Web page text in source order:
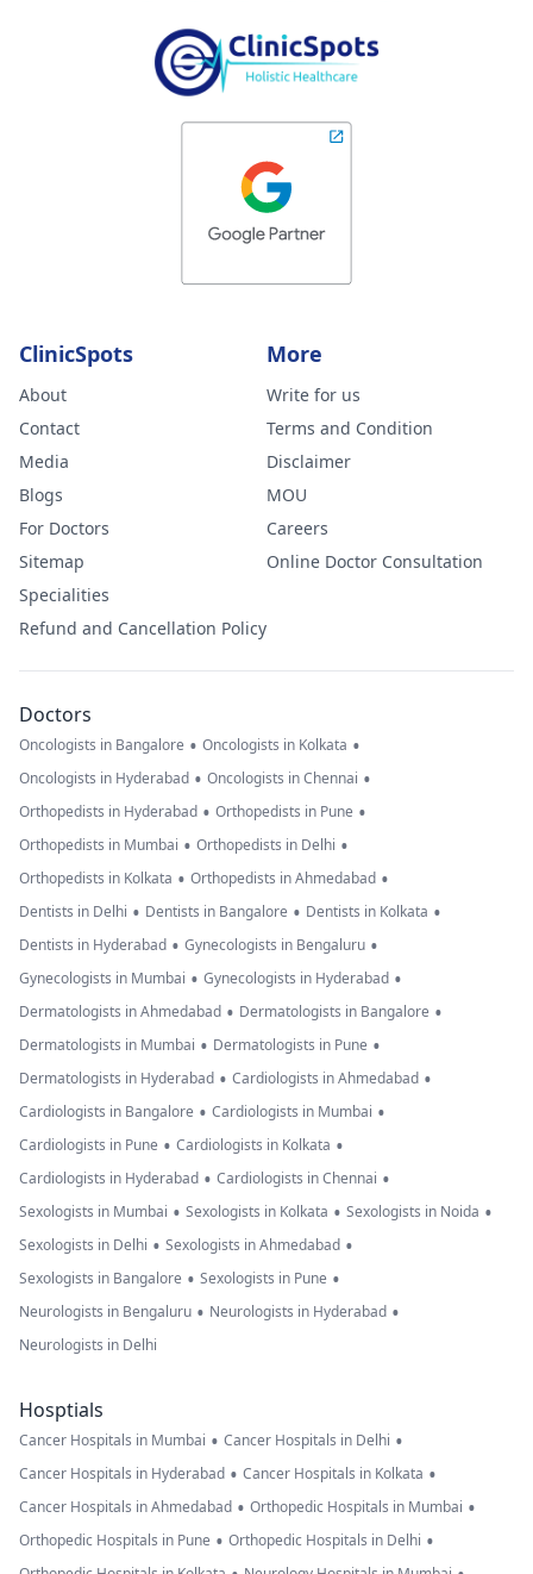
ClinicSpots
About
Contact
Media
Blogs
For Doctors
Sitemap
Specialities
Refund and Cancellation Policy
More
Write for us
Terms and Condition
Disclaimer
MOU
Careers
Online Doctor Consultation
Doctors
Oncologists in Bangalore • Oncologists in Kolkata •
Oncologists in Hyderabad • Oncologists in Chennai •
Orthopedists in Hyderabad • Orthopedists in Pune •
Orthopedists in Mumbai • Orthopedists in Delhi •
Orthopedists in Kolkata • Orthopedists in Ahmedabad •
Dentists in Delhi • Dentists in Bangalore • Dentists in Kolkata •
Dentists in Hyderabad • Gynecologists in Bengaluru •
Gynecologists in Mumbai • Gynecologists in Hyderabad •
Dermatologists in Ahmedabad • Dermatologists in Bangalore •
Dermatologists in Mumbai • Dermatologists in Pune •
Dermatologists in Hyderabad • Cardiologists in Ahmedabad •
Cardiologists in Bangalore • Cardiologists in Mumbai •
Cardiologists in Pune • Cardiologists in Kolkata •
Cardiologists in Hyderabad • Cardiologists in Chennai •
Sexologists in Mumbai • Sexologists in Kolkata • Sexologists in Noida •
Sexologists in Delhi • Sexologists in Ahmedabad •
Sexologists in Bangalore • Sexologists in Pune •
Neurologists in Bengaluru • Neurologists in Hyderabad •
Neurologists in Delhi
Hosptials
Cancer Hospitals in Mumbai • Cancer Hospitals in Delhi •
Cancer Hospitals in Hyderabad • Cancer Hospitals in Kolkata •
Cancer Hospitals in Ahmedabad • Orthopedic Hospitals in Mumbai •
Orthopedic Hospitals in Pune • Orthopedic Hospitals in Delhi •